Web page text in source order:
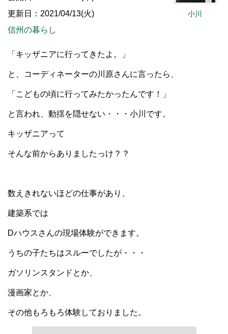
小川
更新日：2021/04/13(火)
信州の暮らし
「キッザニアに行ってきたよ。」
と、コーディネーターの川原さんに言ったら、
「こどもの頃に行ってみたかったんです！」
と言われ、動揺を隠せない・・・小川です。
キッザニアって
そんな前からありましたっけ？？
数えきれないほどの仕事があり、
建築系では
Dハウスさんの現場体験ができます。
うちの子たちはスルーでしたが・・・
ガソリンスタンドとか、
漫画家とか、
その他もろもろ体験しておりました。